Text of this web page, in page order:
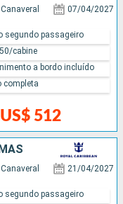
07/04/2027
US$ 512
segundo passageiro
cabine
a bordo incluído
completa
21/04/2027
segundo passageiro